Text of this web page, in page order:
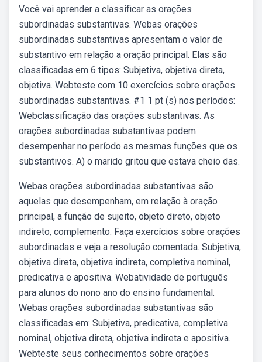
Você vai aprender a classificar as orações
subordinadas substantivas. Webas orações
subordinadas substantivas apresentam o valor de
substantivo em relação a oração principal. Elas são
classificadas em 6 tipos: Subjetiva, objetiva direta,
objetiva. Webteste com 10 exercícios sobre orações
subordinadas substantivas. #1 1 pt (s) nos períodos:
Webclassificação das orações substantivas. As
orações subordinadas substantivas podem
desempenhar no período as mesmas funções que os
substantivos. A) o marido gritou que estava cheio das.
Webas orações subordinadas substantivas são
aquelas que desempenham, em relação à oração
principal, a função de sujeito, objeto direto, objeto
indireto, complemento. Faça exercícios sobre orações
subordinadas e veja a resolução comentada. Subjetiva,
objetiva direta, objetiva indireta, completiva nominal,
predicativa e apositiva. Webatividade de português
para alunos do nono ano do ensino fundamental.
Webas orações subordinadas substantivas são
classificadas em: Subjetiva, predicativa, completiva
nominal, objetiva direta, objetiva indireta e apositiva.
Webteste seus conhecimentos sobre orações